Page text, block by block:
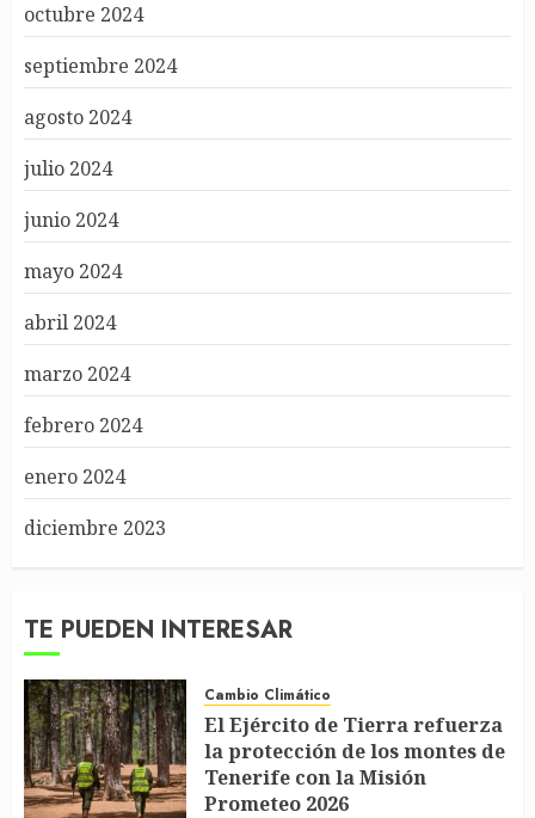
octubre 2024
septiembre 2024
agosto 2024
julio 2024
junio 2024
mayo 2024
abril 2024
marzo 2024
febrero 2024
enero 2024
diciembre 2023
TE PUEDEN INTERESAR
Cambio Climático
El Ejército de Tierra refuerza
la protección de los montes de
Tenerife con la Misión
Prometeo 2026